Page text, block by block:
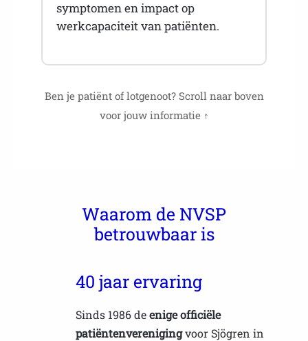
symptomen en impact op
werkcapaciteit van patiënten.
Ben je patiënt of lotgenoot? Scroll naar boven
voor jouw informatie ↑
Waarom de NVSP
betrouwbaar is
40 jaar ervaring
Sinds 1986 deenige officiële
patiëntenverenigingvoor Sjögren in